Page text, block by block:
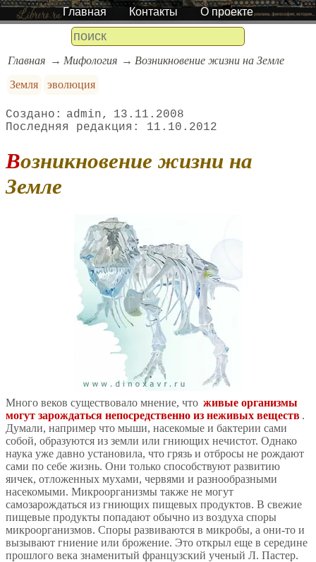
Главная Контакты О проекте
Главная Мифология
Возникновение жизни на Земле
Земля
эволюция
admin
13.11.2008
11.10.2012
Возникновение жизни на
Земле
Много веков существовало мнение, что живые организмы
могут зарождаться непосредственно из неживых веществ .
Думали, например что мыши, насекомые и бактерии сами
собой, образуются из земли или гниющих нечистот. Однако
наука уже давно установила, что грязь и отбросы не рождают
сами по себе жизнь. Они только способствуют развитию
яичек, отложенных мухами, червями и разнообразными
насекомыми. Микроорганизмы также не могут
самозарождаться из гниющих пищевых продуктов. В свежие
пищевые продукты попадают обычно из воздуха споры
микроорганизмов. Споры развиваются в микробы, а они-то и
вызывают гниение или брожение. Это открыл еще в середине
прошлого века знаменитый французский ученый Л. Пастер.